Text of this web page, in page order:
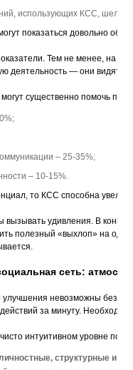
использующих КСС, шел
показаться довольно
Тем не менее, на
деятельность — они
существенно помочь по
– 25-35%;
– 10-15%.
то КСС способна
удивления. В конце
полезный «выхлоп» на
сеть:
невозможны без
за минуту.
структурные и